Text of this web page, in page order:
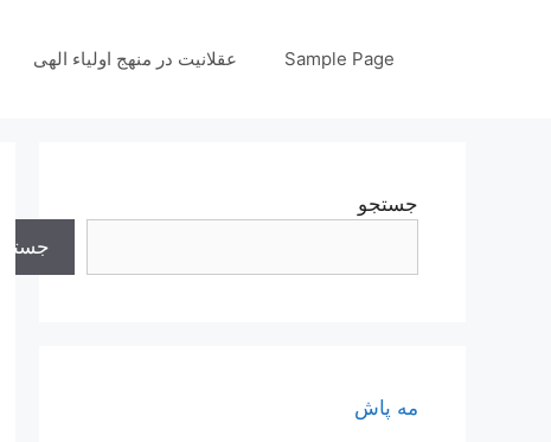
Sample Page عقلانیت در منهج اولیاء الهی
جستجو
جستجو
مه پاش